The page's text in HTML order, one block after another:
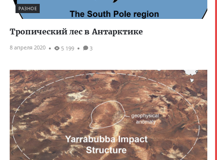
РАЗНОЕ
Тропический лес в Антарктике
8 апреля 2020 5 199 3